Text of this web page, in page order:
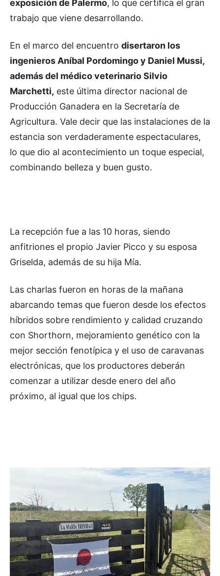
exposición de Palermo, lo que certifica el gran
trabajo que viene desarrollando.
En el marco del encuentro disertaron los
ingenieros Aníbal Pordomingo y Daniel Mussi,
además del médico veterinario Silvio
Marchetti, este última director nacional de
Producción Ganadera en la Secretaría de
Agricultura. Vale decir que las instalaciones de la
estancia son verdaderamente espectaculares,
lo que dio al acontecimiento un toque especial,
combinando belleza y buen gusto.
La recepción fue a las 10 horas, siendo
anfitriones el propio Javier Picco y su esposa
Griselda, además de su hija Mía.
Las charlas fueron en horas de la mañana
abarcando temas que fueron desde los efectos
híbridos sobre rendimiento y calidad cruzando
con Shorthorn, mejoramiento genético con la
mejor sección fenotípica y el uso de caravanas
electrónicas, que los productores deberán
comenzar a utilizar desde enero del año
próximo, al igual que los chips.